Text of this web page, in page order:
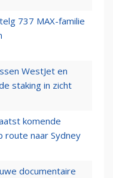
737 MAX-familie
WestJet en
staking in zicht
komende
naar Sydney
documentaire